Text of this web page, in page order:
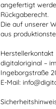
angefertigt
Rückgaberecht.
Die auf unserer
aus
Herstellerkontakt
digitaloriginal –
Ingeborgstraße
E-Mail: